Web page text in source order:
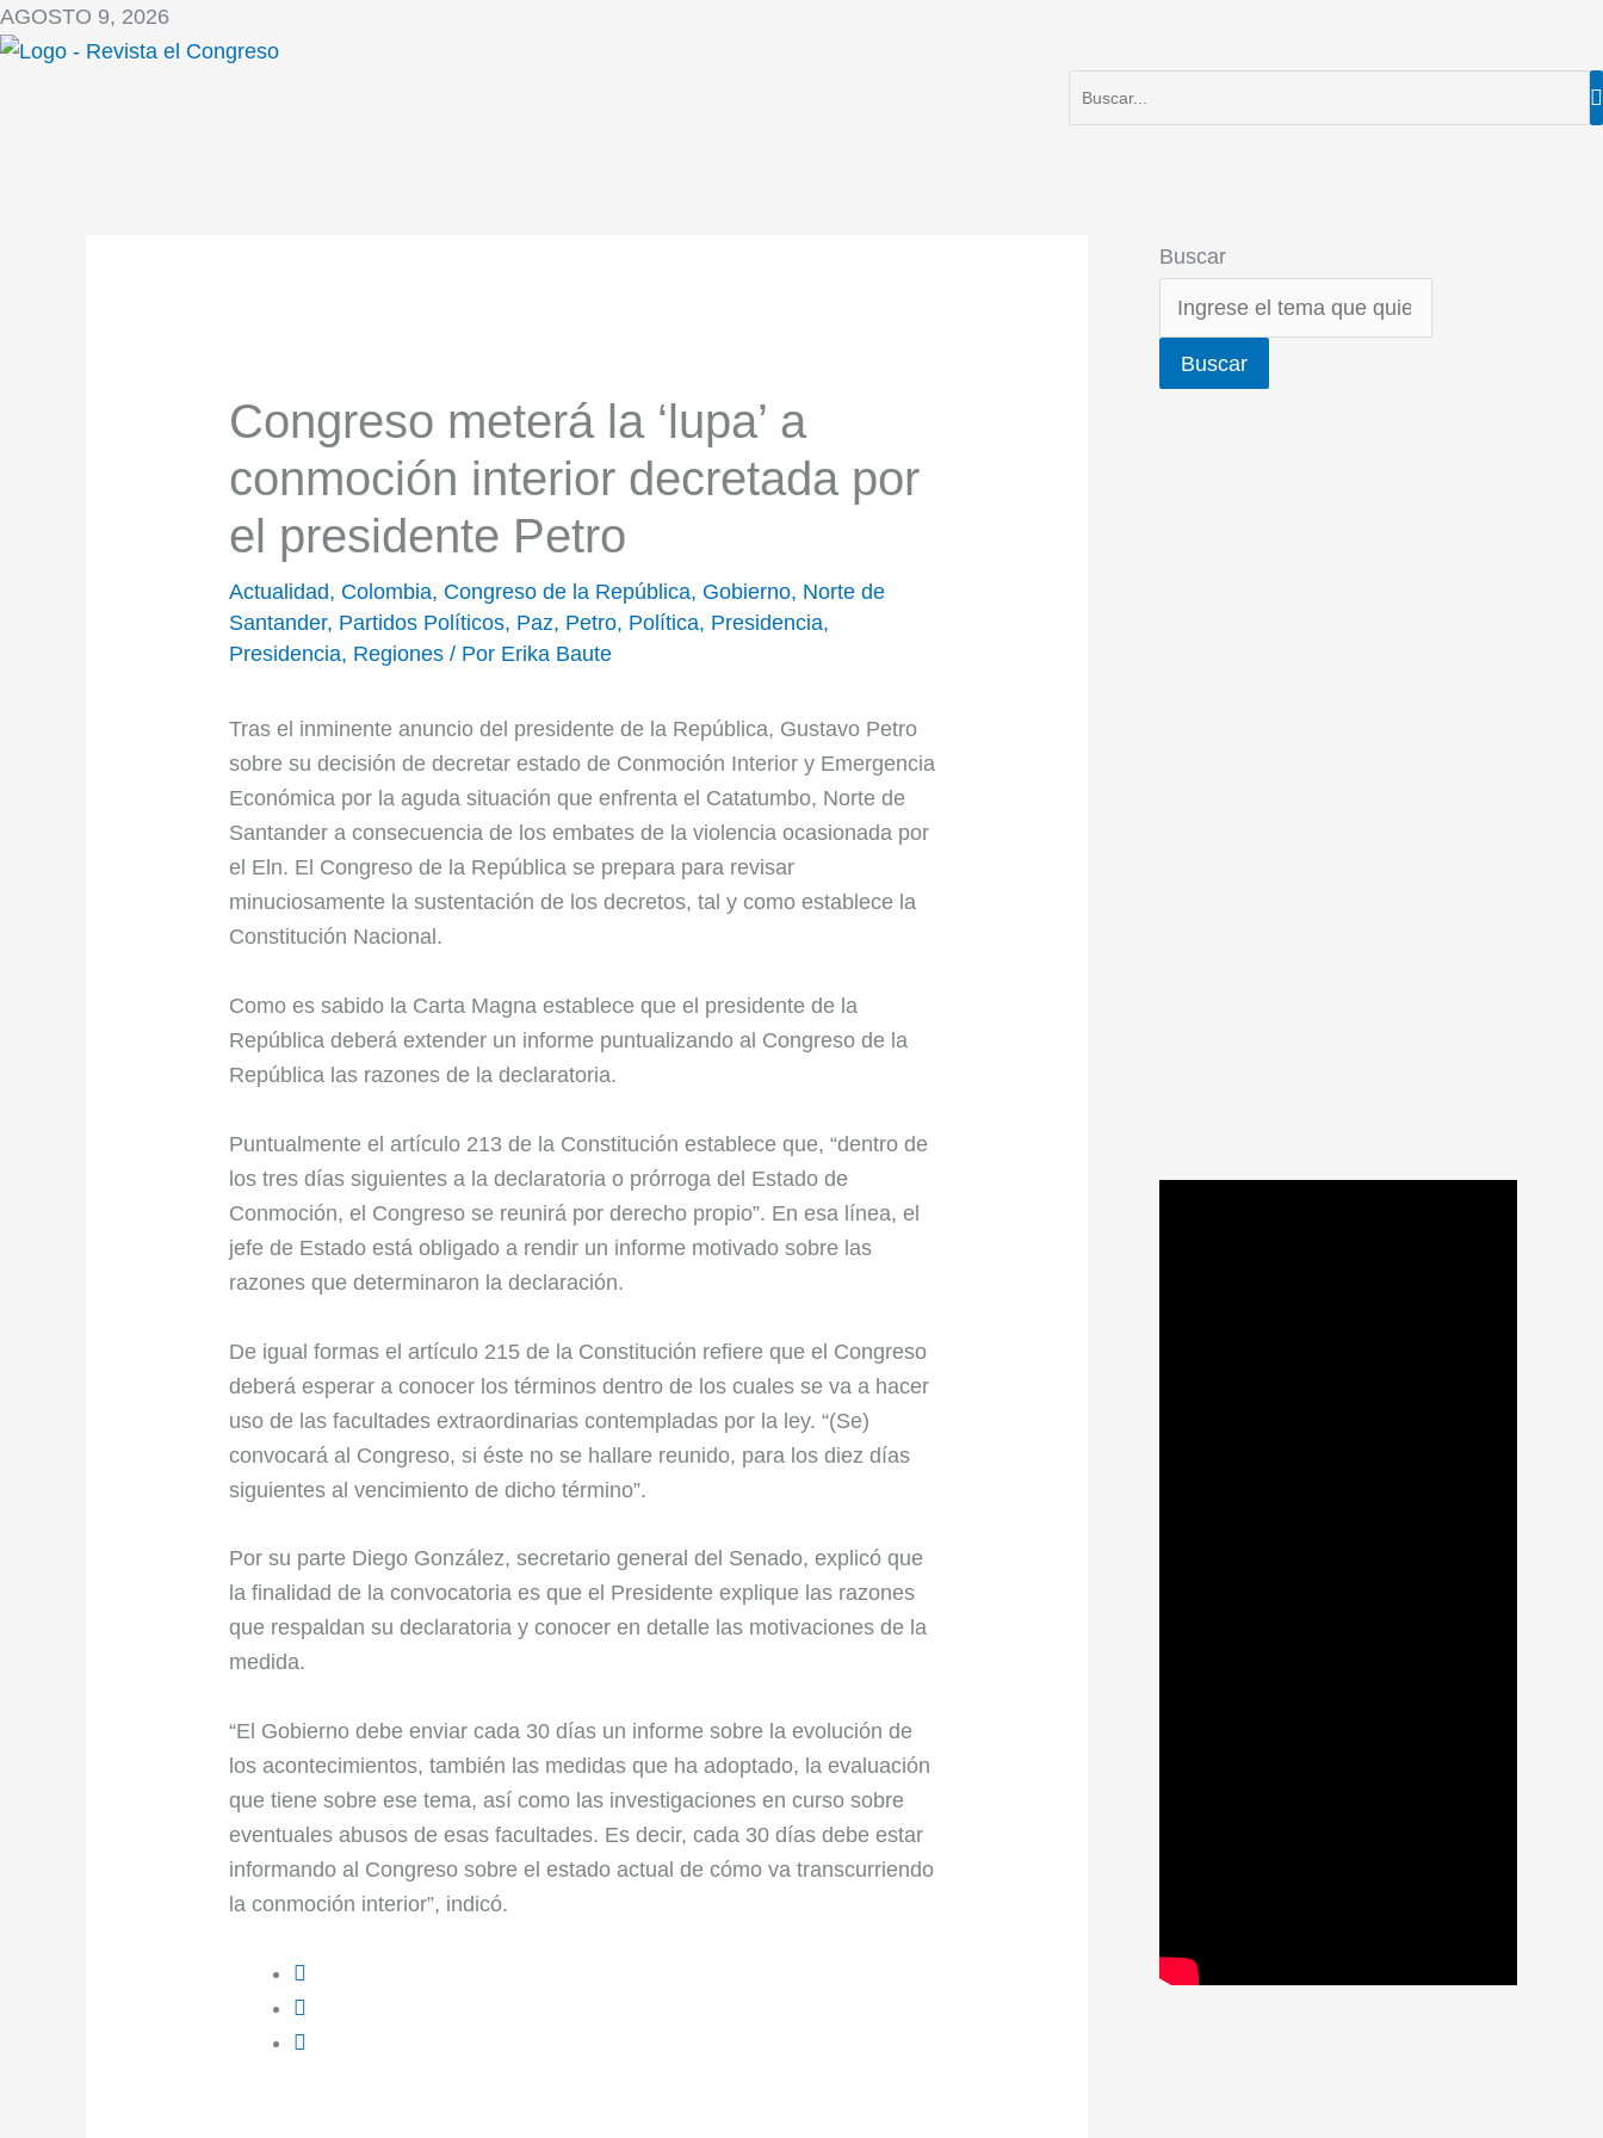
Ir
al
AGOSTO 9, 2026
Congreso meterá la ‘lupa’ a
conmoción interior decretada por
el presidente Petro
Actualidad, Colombia, Congreso de la República, Gobierno, Norte de
Santander, Partidos Políticos, Paz, Petro, Política, Presidencia,
Presidencia, Regiones / Por Erika Baute
Tras el inminente anuncio del presidente de la República, Gustavo Petro
sobre su decisión de decretar estado de Conmoción Interior y Emergencia
Económica por la aguda situación que enfrenta el Catatumbo, Norte de
Santander a consecuencia de los embates de la violencia ocasionada por
el Eln. El Congreso de la República se prepara para revisar
minuciosamente la sustentación de los decretos, tal y como establece la
Constitución Nacional.
Como es sabido la Carta Magna establece que el presidente de la
República deberá extender un informe puntualizando al Congreso de la
República las razones de la declaratoria.
Puntualmente el artículo 213 de la Constitución establece que, “dentro de
los tres días siguientes a la declaratoria o prórroga del Estado de
Conmoción, el Congreso se reunirá por derecho propio”. En esa línea, el
jefe de Estado está obligado a rendir un informe motivado sobre las
razones que determinaron la declaración.
De igual formas el artículo 215 de la Constitución refiere que el Congreso
deberá esperar a conocer los términos dentro de los cuales se va a hacer
uso de las facultades extraordinarias contempladas por la ley. “(Se)
convocará al Congreso, si éste no se hallare reunido, para los diez días
siguientes al vencimiento de dicho término”.
Por su parte Diego González, secretario general del Senado, explicó que
la finalidad de la convocatoria es que el Presidente explique las razones
que respaldan su declaratoria y conocer en detalle las motivaciones de la
medida.
“El Gobierno debe enviar cada 30 días un informe sobre la evolución de
los acontecimientos, también las medidas que ha adoptado, la evaluación
que tiene sobre ese tema, así como las investigaciones en curso sobre
eventuales abusos de esas facultades. Es decir, cada 30 días debe estar
informando al Congreso sobre el estado actual de cómo va transcurriendo
la conmoción interior”, indicó.
Buscar
Buscar